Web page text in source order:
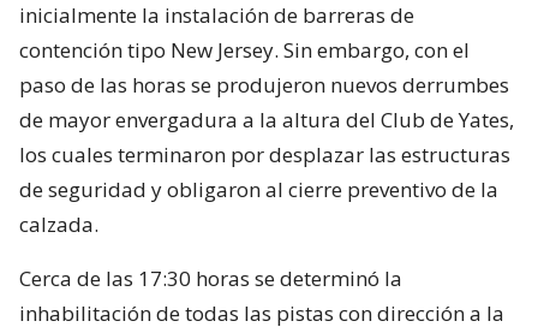
inicialmente la instalación de barreras de
contención tipo New Jersey. Sin embargo, con el
paso de las horas se produjeron nuevos derrumbes
de mayor envergadura a la altura del Club de Yates,
los cuales terminaron por desplazar las estructuras
de seguridad y obligaron al cierre preventivo de la
calzada.
Cerca de las 17:30 horas se determinó la
inhabilitación de todas las pistas con dirección a la